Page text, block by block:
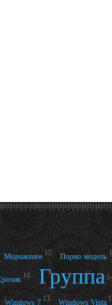
Мороженое 12 Порно модель
16 Группа
Windows 7 13 Windows Vista